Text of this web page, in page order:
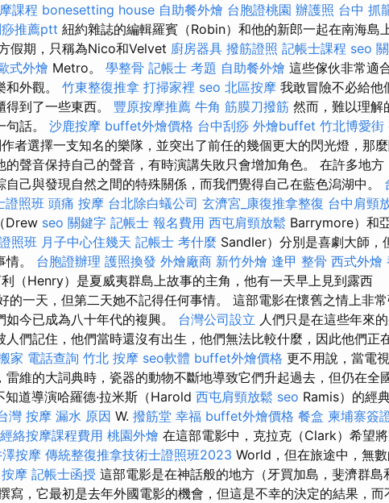
課程 bonesetting house 自助餐外燴 台胞證桃園 辦護照 台中 抓
推薦ptt 紐約雜誌的編輯羅賓（Robin）和他的新郎一起在南海島
假期，只稱為Nico和Velvet 廚房器具 撥筋證照 記帳士課程 seo
式外燴 Metro。 學整骨 記帳士 考題 自助餐外燴 這些傢伙非常適
外觀。 竹東整復推拿 打掃家裡 seo 北區按摩 我敢冒險不必給他
到了一些東西。 豐原按摩推薦 牛角 筋膜刀撥筋 然而，難以理解
話。 沙鹿按摩 buffet外燴價格 台中刮痧 外燴buffet 竹北博愛街
者選擇一支知名的樂隊，並突出了前任的幾個更大的閃光燈，那
聲音保持自己的聲音，有時演講失敗只會增加角色。 在許多地方
己與發現自然之間的特殊關係，而我們覺得自己在藍色潟湖中。
證照班 頭痛 按摩 台北除白蟻公司 玄濟宮_康復推拿整復 台中肩頸
Drew seo 關鍵字 記帳士 報名費用 西屯肩頸放鬆 Barrymore）和
照班 月子中心住幾天 記帳士 考什麼 Sandler）分別是喜劇大師，
。 台胞證辦理 護照換發 外燴廠商 新竹外燴 逢甲 整骨 西式外燴
（Henry）是夏威夷群島上故事的主角，他有一天早上見到露西
的一天，但第二天她不記得任何事情。 這部電影在懷舊之情上非
今已成為八十年代的複興。 台灣公司設立 人們只是在這些年來
們記住，他們當時還沒有出生，他們無法比較什麼，因此他們正
家 電話查詢 竹北 按摩 seo軟體 buffet外燴價格 更不用說，當電
維的大詞典時，瓷器的動物不斷地導致它們升起過去，但仍在全
知道導演哈羅德·拉米斯（Harold 西屯肩頸放鬆 seo Ramis）的經
灣 按摩 漏水 原因 W. 撥筋堂 幸福 buffet外燴價格 餐盒 柬埔寨簽
經絡按摩課程費用 桃園外燴 在這部電影中，克拉克（Clark）希望將
按摩 傳統整復推拿技術士證照班2023 World，但在旅途中，無
摩 記帳士函授 這部電影是在神話般的地方（牙買加島，斐濟群島
寫，它最初是去年外國電影的機會，但這是不幸的決定的結果，而